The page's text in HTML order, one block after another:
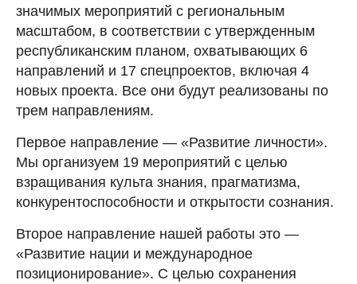
значимых мероприятий с региональным
масштабом, в соответствии с утвержденным
республиканским планом, охватывающих 6
направлений и 17 спецпроектов, включая 4
новых проекта. Все они будут реализованы по
трем направлениям.
Первое направление — «Развитие личности».
Мы организуем 19 мероприятий с целью
взращивания культа знания, прагматизма,
конкурентоспособности и открытости сознания.
Второе направление нашей работы это —
«Развитие нации и международное
позиционирование». С целью сохранения